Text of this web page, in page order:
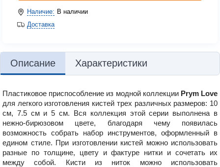
Наличие: В наличии
Доставка
Описание Характеристики
Пластиковое приспособление из модной коллекции Prym Love
для легкого изготовления кистей трех различных размеров: 10
см, 7.5 см и 5 см. Вся коллекция этой серии выполнена в
нежно-бирюзовом цвете, благодаря чему появилась
возможность собрать набор инструментов, оформленный в
едином стиле. При изготовлении кистей можно использовать
разные по толщине, цвету и фактуре нитки и сочетать их
между собой. Кисти из ниток можно использовать